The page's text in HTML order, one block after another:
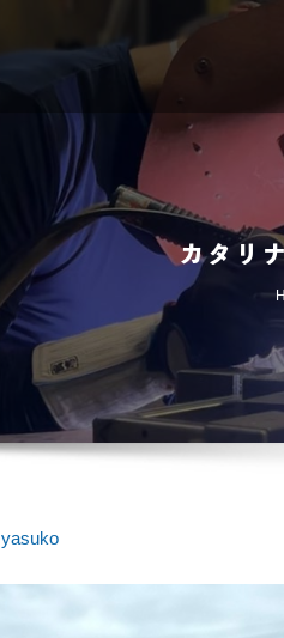
カタリ
yasuko